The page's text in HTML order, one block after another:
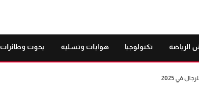
الرياضة تكنولوجيا هوايات وتسلية يخوت وطائرات
في 2025